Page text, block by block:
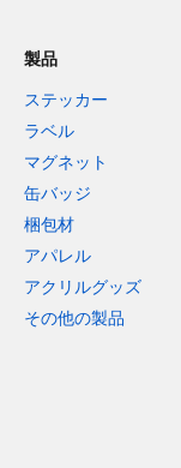
製品
ステッカー
ラベル
マグネット
缶バッジ
梱包材
アパレル
アクリルグッズ
その他の製品